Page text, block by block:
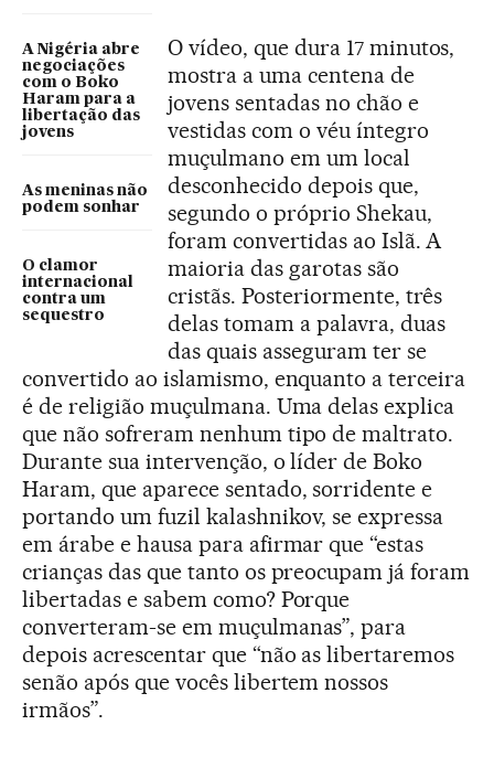
A Nigéria abre
negociações
com o Boko
Haram para a
libertação das
jovens
As meninas não
podem sonhar
O clamor
internacional
contra um
sequestro
O vídeo, que dura 17 minutos,
mostra a uma centena de
jovens sentadas no chão e
vestidas com o véu íntegro
muçulmano em um local
desconhecido depois que,
segundo o próprio Shekau,
foram convertidas ao Islã. A
maioria das garotas são
cristãs. Posteriormente, três
delas tomam a palavra, duas
das quais asseguram ter se
convertido ao islamismo, enquanto a terceira
é de religião muçulmana. Uma delas explica
que não sofreram nenhum tipo de maltrato.
Durante sua intervenção, o líder de Boko
Haram, que aparece sentado, sorridente e
portando um fuzil kalashnikov, se expressa
em árabe e hausa para afirmar que “estas
crianças das que tanto os preocupam já foram
libertadas e sabem como? Porque
converteram-se em muçulmanas”, para
depois acrescentar que “não as libertaremos
senão após que vocês libertem nossos
irmãos”.